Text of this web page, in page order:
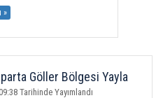
»
Göller Bölgesi Yayla
Tarım ve Hayvancılık Fuarı
Tarihinde Yayımlandı